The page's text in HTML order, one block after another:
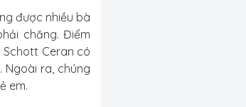
được nhiều bà
chăng. Điểm
Ceran có
Ngoài ra, chúng
em.